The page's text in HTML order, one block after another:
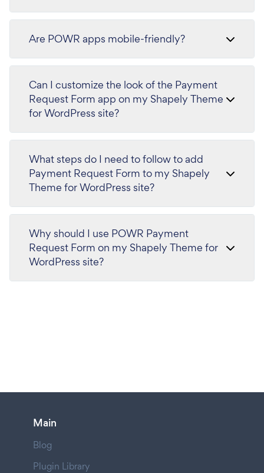
Are POWR apps mobile-friendly?
Can I customize the look of the Payment
Request Form app on my Shapely Theme
for WordPress site?
What steps do I need to follow to add
Payment Request Form to my Shapely
Theme for WordPress site?
Why should I use POWR Payment
Request Form on my Shapely Theme for
WordPress site?
Main
Blog
Plugin Library